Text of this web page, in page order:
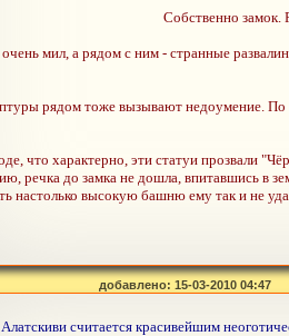
Собственно замок.
мил, а рядом с ним - странные
рядом тоже вызывают недоумение. По
что характерно, эти статуи прозвали
речка до замка не дошла, впитавшись в
настолько высокую башню ему так и не
добавлено: 15-03-2010 04:47
считается красивейшим